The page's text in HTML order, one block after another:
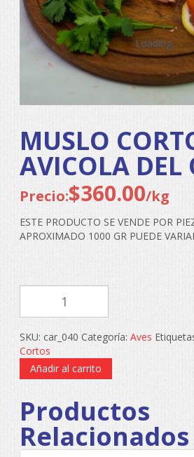
Loading...
Loading...
Loading...
Loading...
MUSLO
AVICOLA DEL
Precio:$360.00/kg
ESTE PRODUCTO SE VENDE POR
APROXIMADO 1000 GR PUEDE
MUSLO
OESTE
cantidad
SKU: car_040 Categoría: Aves
Cortos
Añadir al carrito
Productos
Relacionados